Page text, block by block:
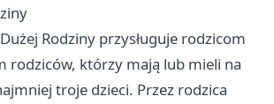
Rodziny przysługuje rodzicom
rodziców, którzy mają lub mieli na
troje dzieci. Przez rodzica